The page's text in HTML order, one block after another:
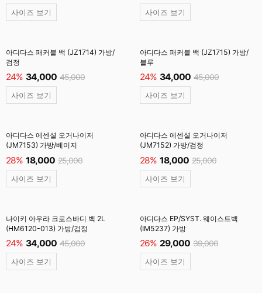
사이즈 보기 사이즈 보기
아디다스 패커블 백 (JZ1714) 가방/
검정
24% 34,000 45,000
사이즈 보기
아디다스 패커블 백 (JZ1715) 가방/
블루
24% 34,000 45,000
사이즈 보기
아디다스 에센셜 오거나이저
(JM7153) 가방/베이지
28% 18,000 25,000
사이즈 보기
아디다스 에센셜 오거나이저
(JM7152) 가방/검정
28% 18,000 25,000
사이즈 보기
나이키 아우라 크로스바디 백 2L
(HM6120-013) 가방/검정
24% 34,000 45,000
사이즈 보기
아디다스 EP/SYST. 웨이스트백
(IM5237) 가방
26% 29,000 39,000
사이즈 보기